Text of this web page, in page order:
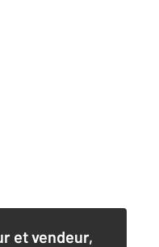
et vendeur,